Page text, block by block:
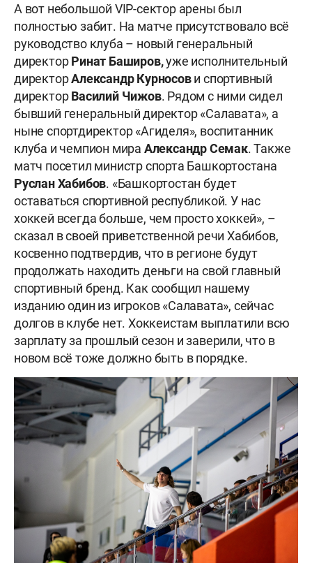
А вот небольшой VIP-сектор арены был
полностью забит. На матче присутствовало всё
руководство клуба – новый генеральный
директорРинат Баширов,уже исполнительный
директорАлександр Курносови спортивный
директорВасилий Чижов. Рядом с ними сидел
бывший генеральный директор «Салавата», а
ныне спортдиректор «Агиделя», воспитанник
клуба и чемпион мира Александр Семак. Также
матч посетил министр спорта Башкортостана
Руслан Хабибов. «Башкортостан будет
оставаться спортивной республикой. У нас
хоккей всегда больше, чем просто хоккей», –
сказал в своей приветственной речи Хабибов,
косвенно подтвердив, что в регионе будут
продолжать находить деньги на свой главный
спортивный бренд. Как сообщил нашему
изданию один из игроков «Салавата», сейчас
долгов в клубе нет. Хоккеистам выплатили всю
зарплату за прошлый сезон и заверили, что в
новом всё тоже должно быть в порядке.